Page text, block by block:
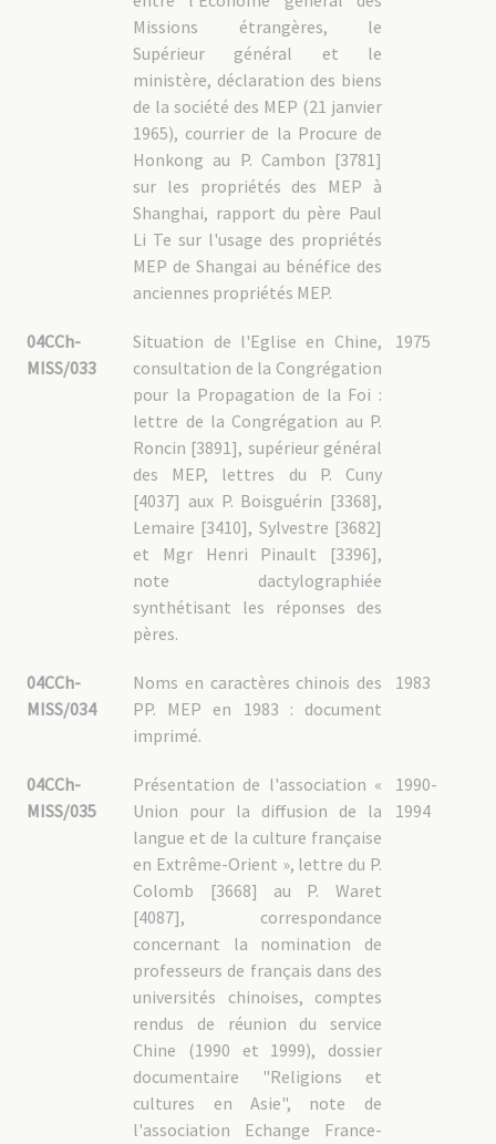
Missions étrangères, le
Supérieur général et le
ministère, déclaration des biens
de la société des MEP (21 janvier
1965), courrier de la Procure de
Honkong au P. Cambon [3781]
sur les propriétés des MEP à
Shanghai, rapport du père Paul
Li Te sur l'usage des propriétés
MEP de Shangai au bénéfice des
anciennes propriétés MEP.
04CCh-
MISS/033
1975
Situation de l'Eglise en Chine,
consultation de la Congrégation
pour la Propagation de la Foi :
lettre de la Congrégation au P.
Roncin [3891], supérieur général
des MEP, lettres du P. Cuny
[4037] aux P. Boisguérin [3368],
Lemaire [3410], Sylvestre [3682]
et Mgr Henri Pinault [3396],
note dactylographiée
synthétisant les réponses des
pères.
04CCh-
MISS/034
1983
Noms en caractères chinois des
PP. MEP en 1983 : document
imprimé.
04CCh-
MISS/035
1990-
1994
Présentation de l'association «
Union pour la diffusion de la
langue et de la culture française
en Extrême-Orient », lettre du P.
Colomb [3668] au P. Waret
[4087], correspondance
concernant la nomination de
professeurs de français dans des
universités chinoises, comptes
rendus de réunion du service
Chine (1990 et 1999), dossier
documentaire "Religions et
cultures en Asie", note de
l'association Echange France-